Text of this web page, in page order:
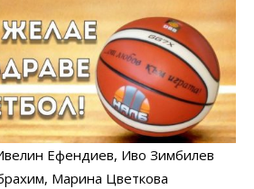
Ефендиев, Иво Зимбилев
, Марина Цветкова